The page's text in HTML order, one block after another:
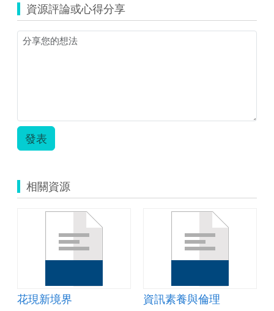
育
議
資源評論或心得分享
發表
相關資源
花現新境界 資訊素養與倫理